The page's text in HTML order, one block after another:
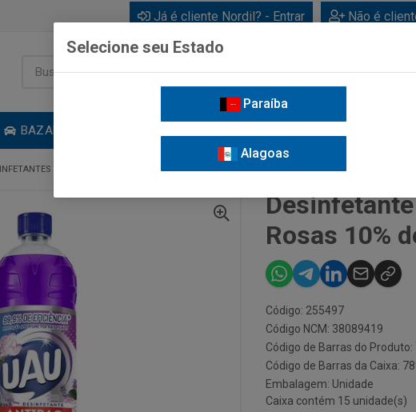
Já é cliente Nordil? - Entrar Não é
BAZAR
DESINFETANTE UAU ANTIBAC LAVANDA E ROSAS 10% DESCONTO 1L
Rosas 10%
Código: 255497
Código NCM: 38089419
Código de Barras do
Código de Barras da Caixa:
Embalagem: Unidade
Caixa contém 15 unidade(s)
Selecione seu Estado
Paraíba
Alagoas